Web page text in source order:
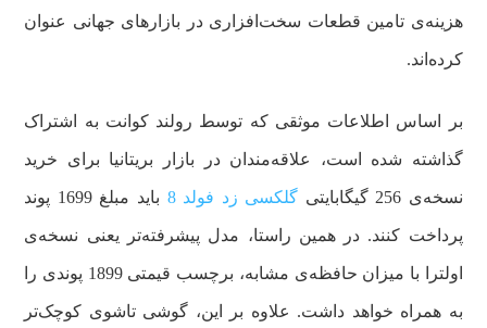
هزینه‌ی تامین قطعات سخت‌افزاری در بازارهای جهانی عنوان
کرده‌اند.
بر اساس اطلاعات موثقی که توسط رولند کوانت به اشتراک
گذاشته شده است، علاقه‌مندان در بازار بریتانیا برای خرید
نسخه‌ی 256 گیگابایتی گلکسی زد فولد 8 باید مبلغ 1699 پوند
پرداخت کنند. در همین راستا، مدل پیشرفته‌تر یعنی نسخه‌ی
اولترا با میزان حافظه‌ی مشابه، برچسب قیمتی 1899 پوندی را
به همراه خواهد داشت. علاوه بر این، گوشی تاشوی کوچک‌تر